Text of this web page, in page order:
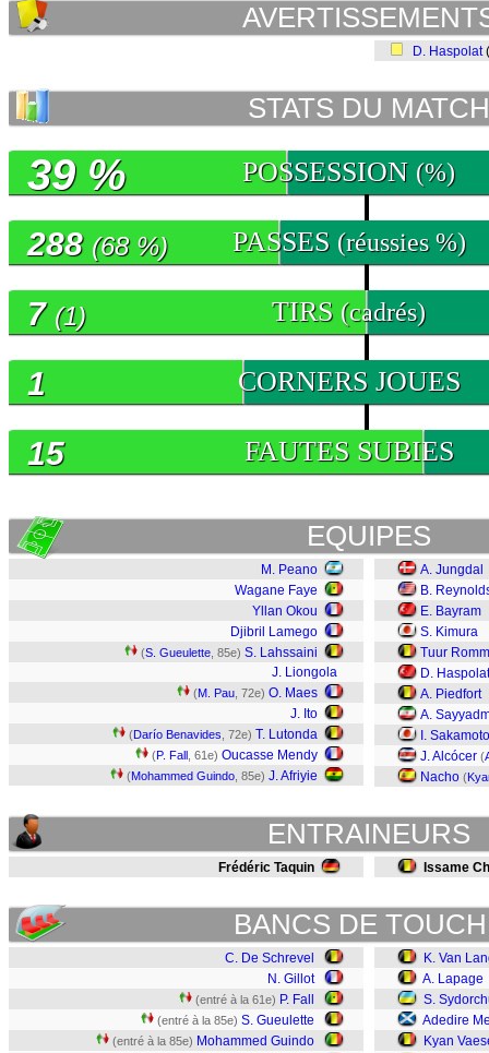
D. Haspolat
STATS DU MATCH
POSSESSION (%)
39 %
PASSES (réussies %)
288 (68 %)
TIRS (cadrés)
7 (1)
CORNERS JOUES
1
FAUTES SUBIES
15
EQUIPES
M. Peano
Wagane Faye
Yllan Okou
Djibril Lamego
(S. Gueulette , 85e) S. Lahssaini
J. Liongola
(M. Pau , 72e) O. Maes
J. Ito
(Darío Benavides , 72e) T. Lutonda
(P. Fall , 61e) Oucasse Mendy
(Mohammed Guindo , 85e) J. Afriyie
A. Jungdal
B.
E. Bayram
S. Kimura
Tuur
D. Haspolat
A. Piedfort
A.
I. Sakamoto
J. Alcócer (
Nacho (
ENTRAINEURS
Frédéric Taquin Issame
BANCS DE
C. De Schrevel
N. Gillot
(entré à la 61e) P. Fall
(entré à la 85e) S. Gueulette
(entré à la 85e) Mohammed Guindo
K. Van
A. Lapage
S.
Adedire
Kyan